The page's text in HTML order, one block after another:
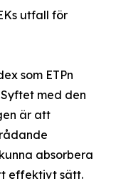
utfall för
som ETPn
med den
är att
absorbera
effektivt sätt.